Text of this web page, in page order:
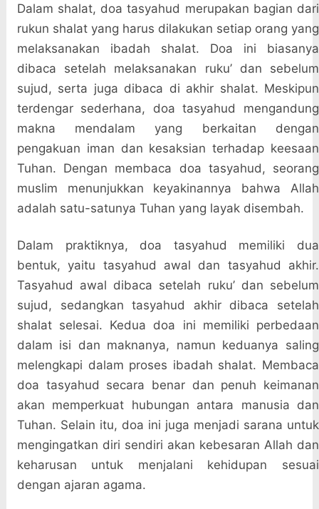
Dalam shalat, doa tasyahud merupakan bagian dari
rukun shalat yang harus dilakukan setiap orang yang
melaksanakan ibadah shalat. Doa ini biasanya
dibaca setelah melaksanakan ruku’ dan sebelum
sujud, serta juga dibaca di akhir shalat. Meskipun
terdengar sederhana, doa tasyahud mengandung
makna mendalam yang berkaitan dengan
pengakuan iman dan kesaksian terhadap keesaan
Tuhan. Dengan membaca doa tasyahud, seorang
muslim menunjukkan keyakinannya bahwa Allah
adalah satu-satunya Tuhan yang layak disembah.
Dalam praktiknya, doa tasyahud memiliki dua
bentuk, yaitu tasyahud awal dan tasyahud akhir.
Tasyahud awal dibaca setelah ruku’ dan sebelum
sujud, sedangkan tasyahud akhir dibaca setelah
shalat selesai. Kedua doa ini memiliki perbedaan
dalam isi dan maknanya, namun keduanya saling
melengkapi dalam proses ibadah shalat. Membaca
doa tasyahud secara benar dan penuh keimanan
akan memperkuat hubungan antara manusia dan
Tuhan. Selain itu, doa ini juga menjadi sarana untuk
mengingatkan diri sendiri akan kebesaran Allah dan
keharusan untuk menjalani kehidupan sesuai
dengan ajaran agama.